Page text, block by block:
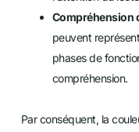
Compréhension
peuvent
phases de
compréhension.
Par conséquent, la